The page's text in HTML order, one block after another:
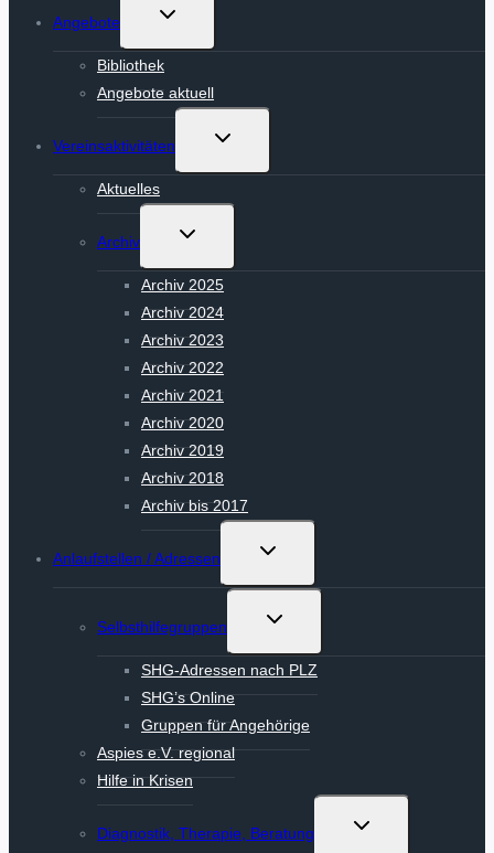
Angebote
Untermenü
Bibliothek
Angebote aktuell
Vereinsaktivitäten
Untermenü
Aktuelles
Archiv
Untermenü
Archiv 2025
Archiv 2024
Archiv 2023
Archiv 2022
Archiv 2021
Archiv 2020
Archiv 2019
Archiv 2018
Archiv bis 2017
Anlaufstellen / Adressen
Untermenü
Selbsthilfegruppen
Untermenü
SHG-Adressen nach PLZ
SHG’s Online
Gruppen für Angehörige
Aspies e.V. regional
Hilfe in Krisen
Diagnostik, Therapie, Beratung
Untermenü